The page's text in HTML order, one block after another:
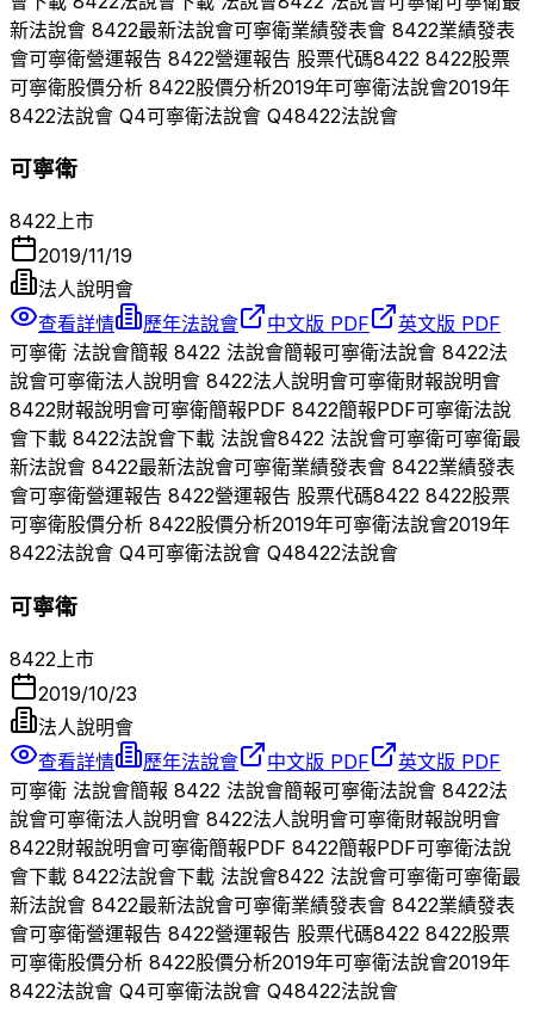
新法說會 8422最新法說會可寧衛業績發表會 8422業績發表
會可寧衛營運報告 8422營運報告 股票代碼8422 8422股票
可寧衛股價分析 8422股價分析2019年可寧衛法說會2019年
8422法說會 Q4可寧衛法說會 Q48422法說會
可寧衛
8422上市
2019/11/19
法人說明會
查看詳情
歷年法說會 中文版 PDF
英文版 PDF
可寧衛 法說會簡報 8422 法說會簡報可寧衛法說會 8422法
說會可寧衛法人說明會 8422法人說明會可寧衛財報說明會
8422財報說明會可寧衛簡報PDF 8422簡報PDF可寧衛法說
會下載 8422法說會下載 法說會8422 法說會可寧衛可寧衛最
新法說會 8422最新法說會可寧衛業績發表會 8422業績發表
會可寧衛營運報告 8422營運報告 股票代碼8422 8422股票
可寧衛股價分析 8422股價分析2019年可寧衛法說會2019年
8422法說會 Q4可寧衛法說會 Q48422法說會
可寧衛
8422 上市
2019/10/23
法人說明會
查看詳情
歷年法說會 中文版 PDF
英文版 PDF
可寧衛 法說會簡報 8422 法說會簡報可寧衛法說會 8422法
說會可寧衛法人說明會 8422法人說明會可寧衛財報說明會
8422財報說明會可寧衛簡報PDF 8422簡報PDF可寧衛法說
會下載 8422法說會下載 法說會8422 法說會可寧衛可寧衛最
新法說會 8422最新法說會可寧衛業績發表會 8422業績發表
會可寧衛營運報告 8422營運報告 股票代碼8422 8422股票
可寧衛股價分析 8422股價分析2019年可寧衛法說會2019年
8422法說會 Q4可寧衛法說會 Q48422法說會